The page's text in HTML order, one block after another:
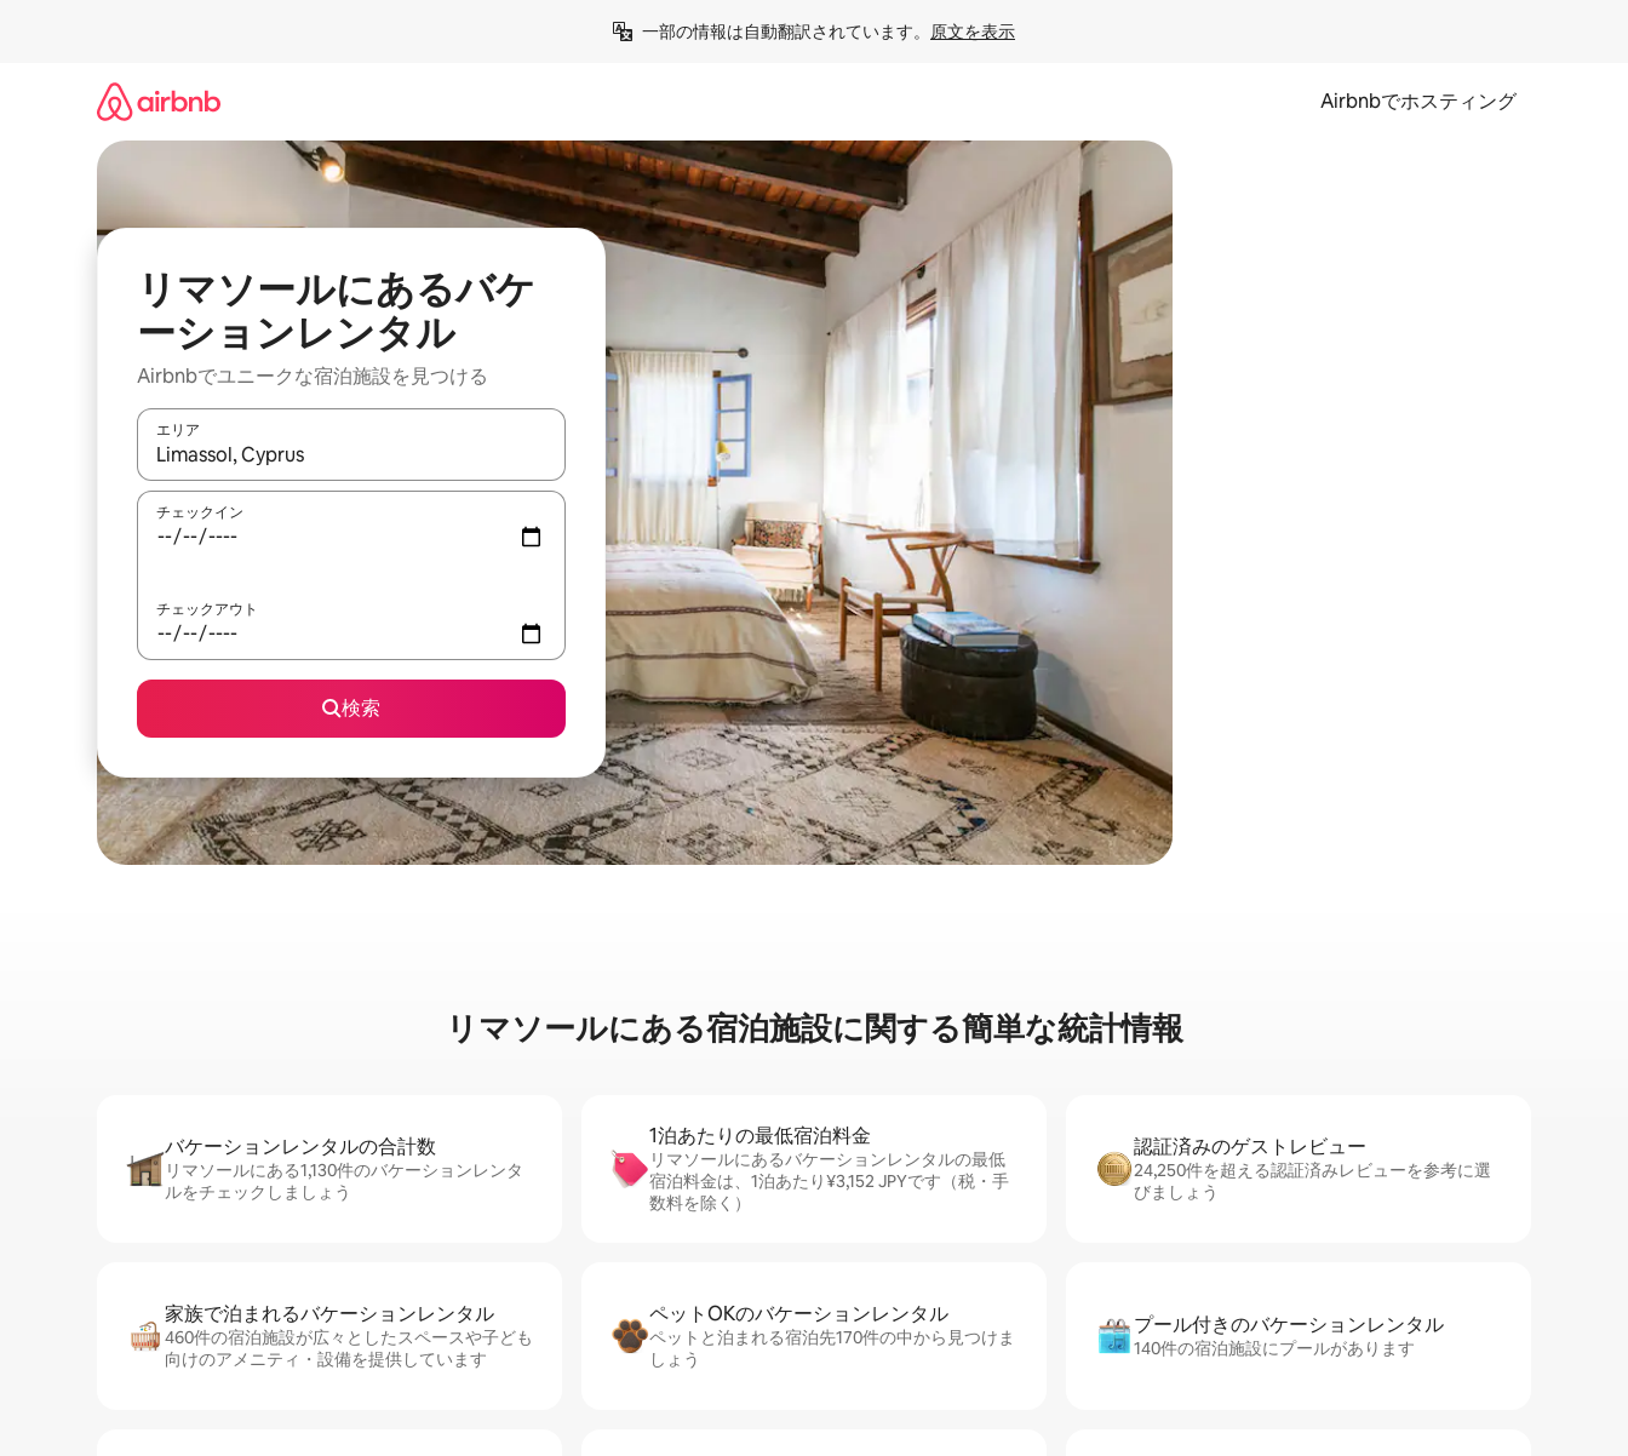
一部の情報は自動翻訳されています。 原文を表示
Airbnbでホスティング
リマソールにあるバケ
ーションレンタル
Airbnbでユニークな宿泊施設を見つける
エリア
検索結果が表示されたら、上下の矢印キーを使って移動するか、画面をタッチまたはスワイプして検索結果を確認することができます。
チェックイン
チェックアウト
検索
リマソールに⁠あ⁠る宿⁠泊⁠施⁠設⁠に関⁠す⁠る簡⁠単⁠な統⁠計⁠情⁠報
バケーションレ⁠ン⁠タ⁠ル⁠の合⁠計⁠数
リマソールにある1,130件のバケーションレンタ
ルをチェックしましょう
1泊あたりの最⁠低⁠宿⁠泊⁠料⁠金
リマソールにあるバケーションレンタルの最低
宿泊料金は、1泊あたり¥3,152 JPYです（税・手
数料を除く）
認証済みのゲ⁠ス⁠ト⁠レ⁠ビ⁠ュ⁠ー
24,250件を超える認証済みレビューを参考に選
びましょう
家族で泊まれるバ⁠ケ⁠ー⁠シ⁠ョ⁠ンレ⁠ン⁠タ⁠ル
460件の宿泊施設が広々としたスペースや子ども
向けのアメニティ・設備を提供しています
ペットOKのバ⁠ケ⁠ー⁠シ⁠ョ⁠ンレ⁠ン⁠タ⁠ル
ペットと泊まれる宿泊先170件の中から見つけま
しょう
プール付きのバ⁠ケ⁠ー⁠シ⁠ョ⁠ンレ⁠ン⁠タ⁠ル
140件の宿泊施設にプールがあります